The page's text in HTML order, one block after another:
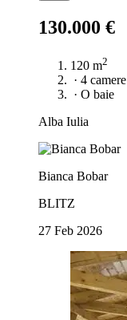
130.000 €
120 m2
· 4 camere
· O baie
Alba Iulia
Bianca Bobar
BLITZ
27 Feb 2026